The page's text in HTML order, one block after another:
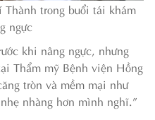
trong buổi tái khám
ngực
khi nâng ngực, nhưng
Thẩm mỹ Bệnh viện Hồng
tròn và mềm mại như
nhàng hơn mình nghĩ.”